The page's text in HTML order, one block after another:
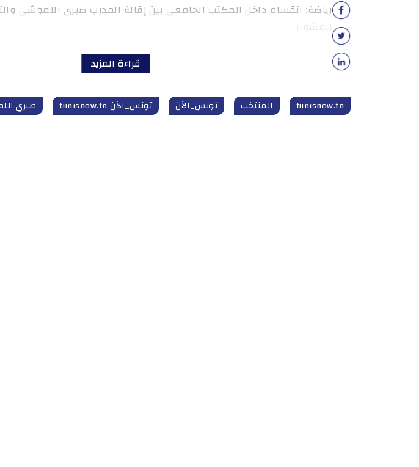
رياضة: انقسام داخل المكتب الجامعي بين إقالة المدرب صبري اللموشي
قراءة المزيد
tunisnow.tn المنتخب تونس_الآن تونس_الآن tunisnow.tn صبري